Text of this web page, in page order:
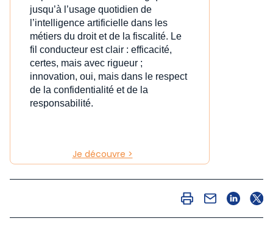
jusqu’à l’usage quotidien de
l’intelligence artificielle dans les
métiers du droit et de la fiscalité. Le
fil conducteur est clair : efficacité,
certes, mais avec rigueur ;
innovation, oui, mais dans le respect
de la confidentialité et de la
responsabilité.
Je découvre >